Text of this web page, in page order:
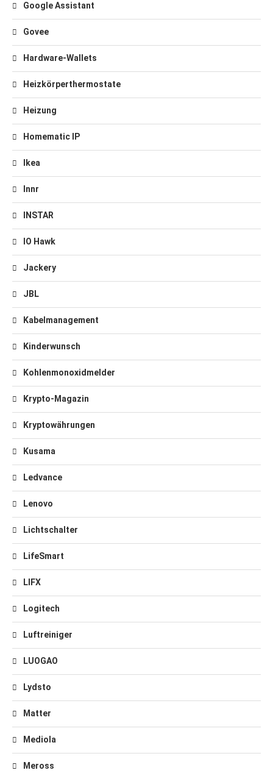
Google Assistant
Govee
Hardware-Wallets
Heizkörperthermostate
Heizung
Homematic IP
Ikea
Innr
INSTAR
IO Hawk
Jackery
JBL
Kabelmanagement
Kinderwunsch
Kohlenmonoxidmelder
Krypto-Magazin
Kryptowährungen
Kusama
Ledvance
Lenovo
Lichtschalter
LifeSmart
LIFX
Logitech
Luftreiniger
LUOGAO
Lydsto
Matter
Mediola
Meross